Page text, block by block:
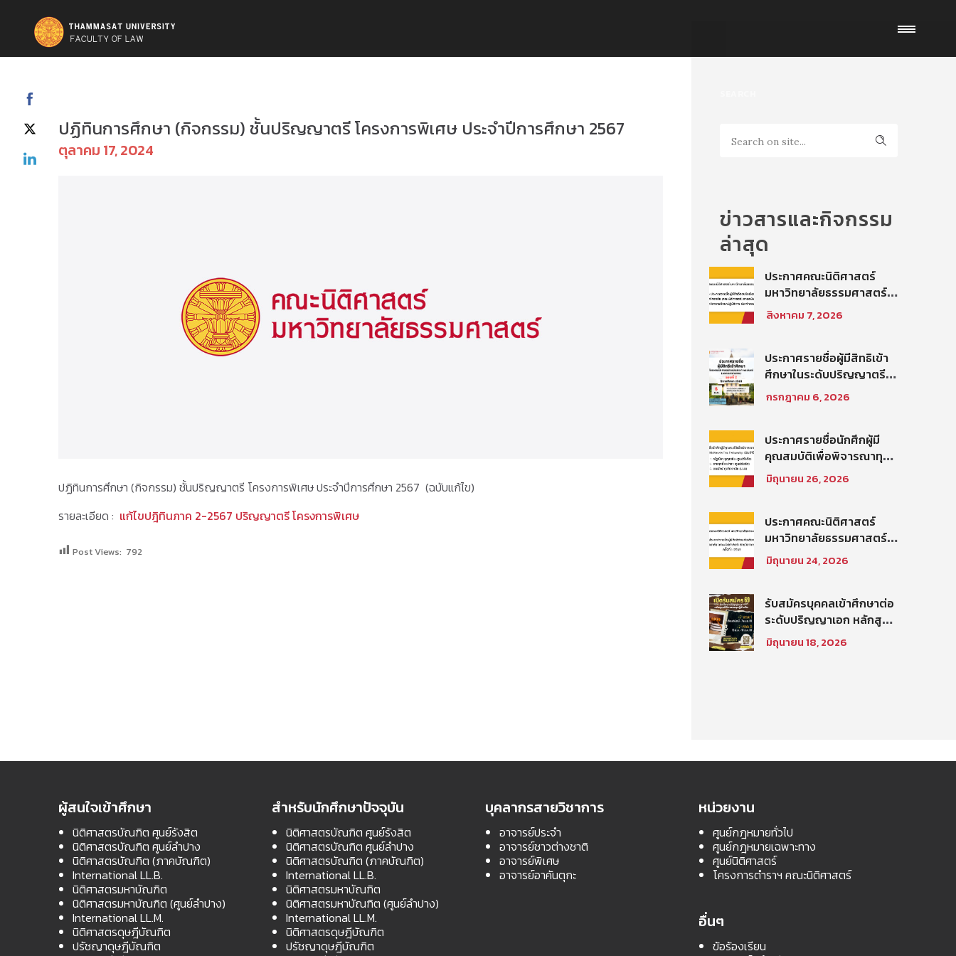
ปฏิทินการศึกษา (กิจกรรม) ชั้นปริญญาตรี โครงการพิเศษ ประจำปีการศึกษา 2567
ตุลาคม 17, 2024
ปฏิทินการศึกษา (กิจกรรม) ชั้นปริญญาตรี โครงการพิเศษ ประจำปีการศึกษา 2567 (ฉบับแก้ไข)
รายละเอียด : แก้ไขปฎิทินภาค 2-2567 ปริญญาตรี โครงการพิเศษ
Post Views: 792
ข่าวสารและกิจกรรม
ล่าสุด
ประกาศคณะนิติศาสตร์
มหาวิทยาลัยธรรมศาสตร์
เรื่อง ประกาศรายชื่อผู้มี
สิทธิสอบข้อเขียนเป็น
นิติศาสตร์) สายสนับสนุน
วิชาการ ตำแหน่ง นัก
วิชาการศึกษาปฏิบัติการ
ประจำคณะนิติศาสตร์
สิงหาคม 7, 2026
ประกาศรายชื่อผู้มีสิทธิเข้า
ศึกษาในระดับปริญญาตรี
โครงการนิติศาสตร์ภาค
บัณฑิต ท่าพระจันทร์ คณะ
ธรรมศาสตร์ ปีการศึกษา
2569 รอบที่ 2
กรกฎาคม 6, 2026
ประกาศรายชื่อนักศึกผู้มี
คุณสมบัติเพื่อพิจารณาทุน
โครงการ Thammasat–
Baker McKenzie Tax
ศึกษา 2569
มิถุนายน 26, 2026
ประกาศคณะนิติศาสตร์
มหาวิทยาลัยธรรมศาสตร์
เรื่อง ประกาศรายชื่อผู้มี
สิทธิสอบคัดเลือกให้เป็น
นิติศาสตร์) สายวิชาการ
ประเภทนักวิจัย ครั้งที่
1/2569
มิถุนายน 24, 2026
รับสมัครบุคคลเข้าศึกษาต่อ
ระดับปริญญาเอก หลักสูตร
นิติศาสตรดุษฎีบัณฑิต คณะ
นิติศาสตร์ มหาวิทยาลัย
มิถุนายน 18, 2026
ผู้สนใจเข้าศึกษา
นิติศาสตรบัณฑิต ศูนย์รังสิต
นิติศาสตรบัณฑิต ศูนย์ลำปาง
นิติศาสตรบัณฑิต (ภาคบัณฑิต)
International LL.B.
นิติศาสตรมหาบัณฑิต
นิติศาสตรมหาบัณฑิต (ศูนย์ลำปาง)
International LL.M.
นิติศาสตรดุษฎีบัณฑิต
ปรัชญาดุษฎีบัณฑิต
สำหรับนักศึกษาปัจจุบัน
นิติศาสตรบัณฑิต ศูนย์รังสิต
นิติศาสตรบัณฑิต ศูนย์ลำปาง
นิติศาสตรบัณฑิต (ภาคบัณฑิต)
International LL.B.
นิติศาสตรมหาบัณฑิต
นิติศาสตรมหาบัณฑิต (ศูนย์ลำปาง)
International LL.M.
นิติศาสตรดุษฎีบัณฑิต
ปรัชญาดุษฎีบัณฑิต
บุคลากรสายวิชาการ
อาจารย์ประจำ
อาจารย์ชาวต่างชาติ
อาจารย์พิเศษ
อาจารย์อาคันตุกะ
หน่วยงาน
ศูนย์กฎหมายทั่วไป
ศูนย์กฎหมายเฉพาะทาง
ศูนย์นิติศาสตร์
โครงการตำราฯ คณะนิติศาสตร์
อื่นๆ
ข้อร้องเรียน